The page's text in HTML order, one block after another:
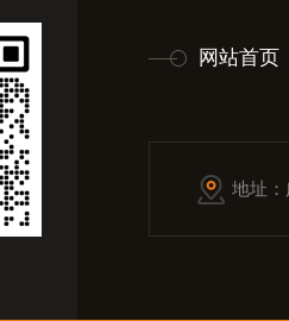
网站首页
地址